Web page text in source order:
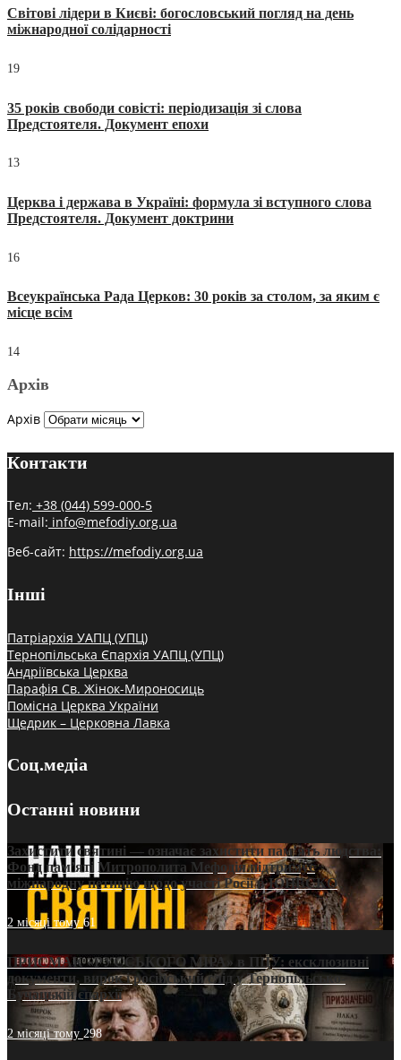
Світові лідери в Києві: богословський погляд на день
міжнародної солідарності
19
35 років свободи совісті: періодизація зі слова
Предстоятеля. Документ епохи
13
Церква і держава в Україні: формула зі вступного слова
Предстоятеля. Документ доктрини
16
Всеукраїнська Рада Церков: 30 років за столом, за яким є
місце всім
14
Архів
Архів
Контакти
Тел: +38 (044) 599-000-5
E-mail: info@mefodiy.org.ua
Веб-сайт: https://mefodiy.org.ua
Інші
Патріархія УАПЦ (УПЦ)
Тернопільська Єпархія УАПЦ (УПЦ)
Андріївська Церква
Парафія Св. Жінок-Мироносиць
Помісна Церква України
Щедрик – Церковна Лавка
Соц.медіа
Останні новини
Захистити святині — означає захистити пам’ять людства:
Фонд пам’яті Митрополита Мефодія підтримує
міжнародну петицію щодо участі Росії в ЮНЕСКО
2 місяці тому61
ПРИСМАК «РУССЬКОГО МІРА» в ПЦУ: ексклюзивні
документи, вирок і російський слід у Тернопільсько-
Бучацькій єпархії
2 місяці тому 298